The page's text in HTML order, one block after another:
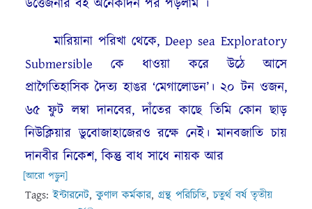
মারিয়ানা পরিখা থেকে, Deep sea Exploratory
Submersible কে ধাওয়া করে উঠে আসে
প্রাগৈতিহাসিক দৈত্য হাঙর ‘মেগালোডন’। ২০ টন ওজন,
৬৫ ফুট লম্বা দানবের, দাঁতের কাছে তিমি কোন ছাড়
নিউক্লিয়ার ডুবোজাহাজেরও রক্ষে নেই।মানবজাতি চায়
দানবীর নিকেশ, কিন্তু বাধ সাধে নায়ক আর
[আরো পড়ুন]
Tags:ইন্টারনেট,কুণাল কর্মকার, গ্রন্থ পরিচিতি,চতুর্থ বর্ষ তৃতীয়